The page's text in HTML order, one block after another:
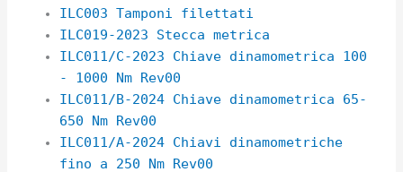
ILC003 Tamponi filettati
ILC019-2023 Stecca metrica
ILC011/C-2023 Chiave dinamometrica 100
- 1000 Nm Rev00
ILC011/B-2024 Chiave dinamometrica 65-
650 Nm Rev00
ILC011/A-2024 Chiavi dinamometriche
fino a 250 Nm Rev00